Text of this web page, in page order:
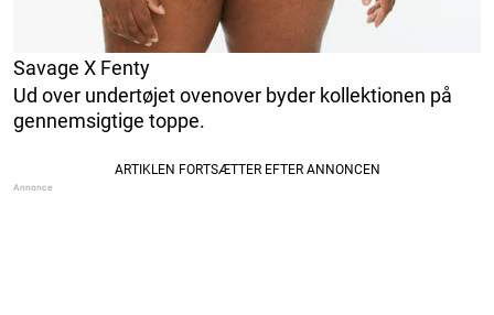
Savage X Fenty
Ud over undertøjet ovenover byder kollektionen på
gennemsigtige toppe.